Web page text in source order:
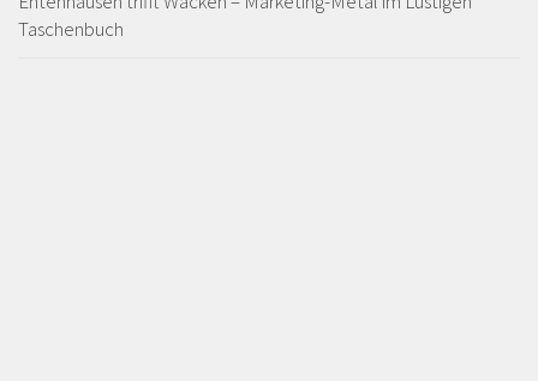
Taschenbuch